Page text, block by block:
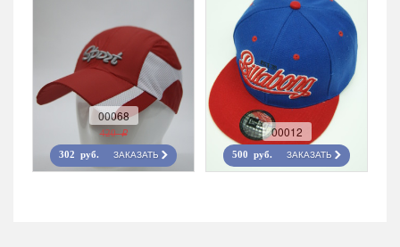
00068
420 r
302 руб. ЗАКАЗАТЬ
00012
500 руб. ЗАКАЗАТЬ